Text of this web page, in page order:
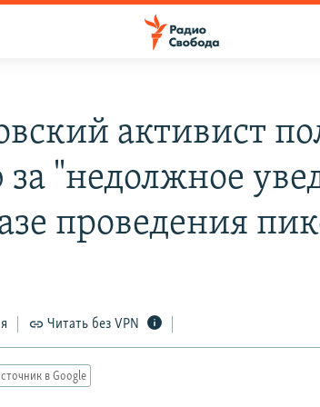
активист
"недолжное
проведения
Читать без VPN
в Google